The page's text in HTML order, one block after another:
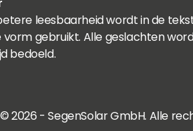
leesbaarheid wordt in de
vorm gebruikt. Alle geslachten
bedoeld.
2026 - SegenSolar GmbH. Alle